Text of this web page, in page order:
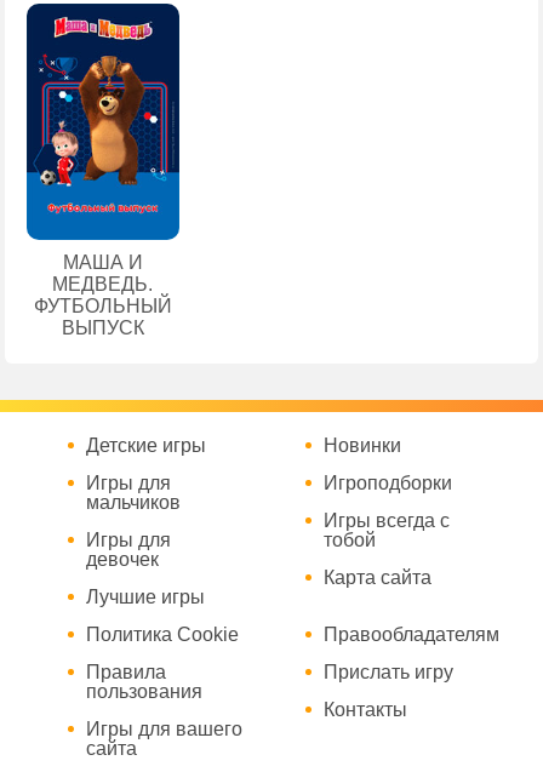
МАША И
МЕДВЕДЬ.
ФУТБОЛЬНЫЙ
ВЫПУСК
Детские игры
Игры для
мальчиков
Игры для
девочек
Лучшие игры
Новинки
Игроподборки
Игры всегда с
тобой
Карта сайта
Политика Cookie
Правила
пользования
Игры для вашего
сайта
Правообладателям
Прислать игру
Контакты